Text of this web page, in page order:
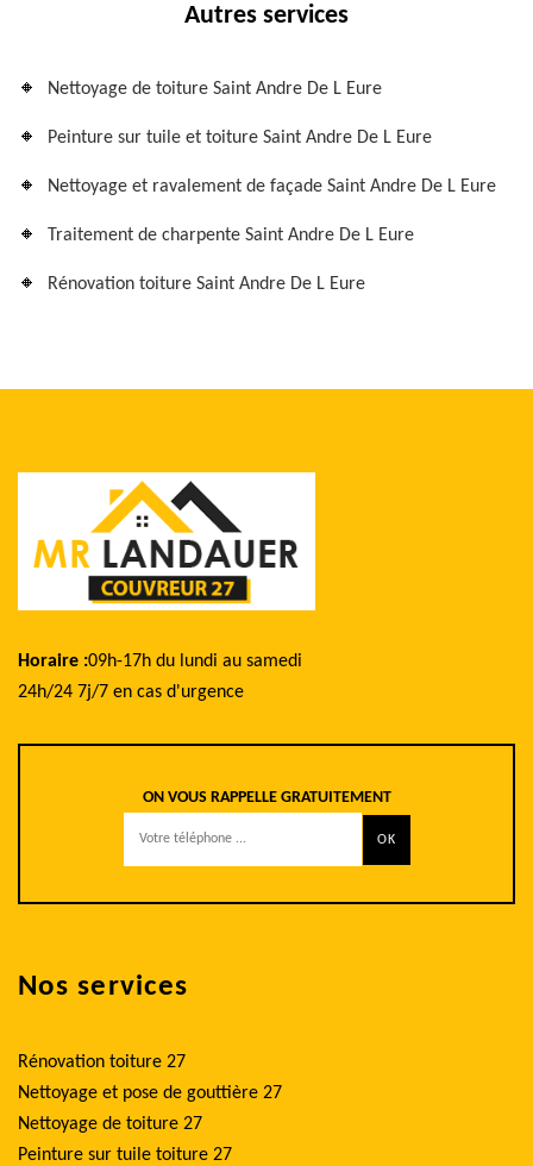
Autres services
Nettoyage de toiture Saint Andre De L Eure
Peinture sur tuile et toiture Saint Andre De L Eure
Nettoyage et ravalement de façade Saint Andre De L Eure
Traitement de charpente Saint Andre De L Eure
Rénovation toiture Saint Andre De L Eure
Horaire :09h-17h du lundi au samedi
24h/24 7j/7 en cas d'urgence
ON VOUS RAPPELLE GRATUITEMENT
Nos services
Rénovation toiture 27
Nettoyage et pose de gouttière 27
Nettoyage de toiture 27
Peinture sur tuile toiture 27